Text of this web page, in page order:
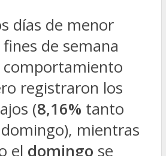
días de menor
de semana
registraron los
(8,16% tanto
mientras
el domingo se